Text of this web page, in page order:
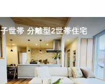
子世帯 分離型2世帯住宅